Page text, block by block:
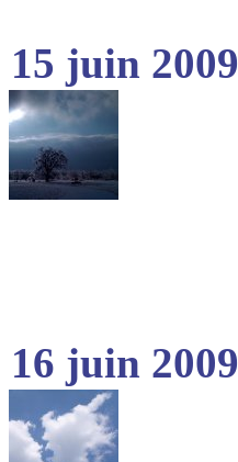
15 juin 2009
16 juin 2009